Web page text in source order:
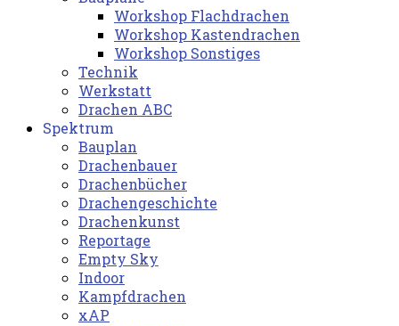
Workshop Flachdrachen
Workshop Kastendrachen
Workshop Sonstiges
Technik
Werkstatt
Drachen ABC
Spektrum
Bauplan
Drachenbauer
Drachenbücher
Drachengeschichte
Drachenkunst
Reportage
Empty Sky
Indoor
Kampfdrachen
xAP